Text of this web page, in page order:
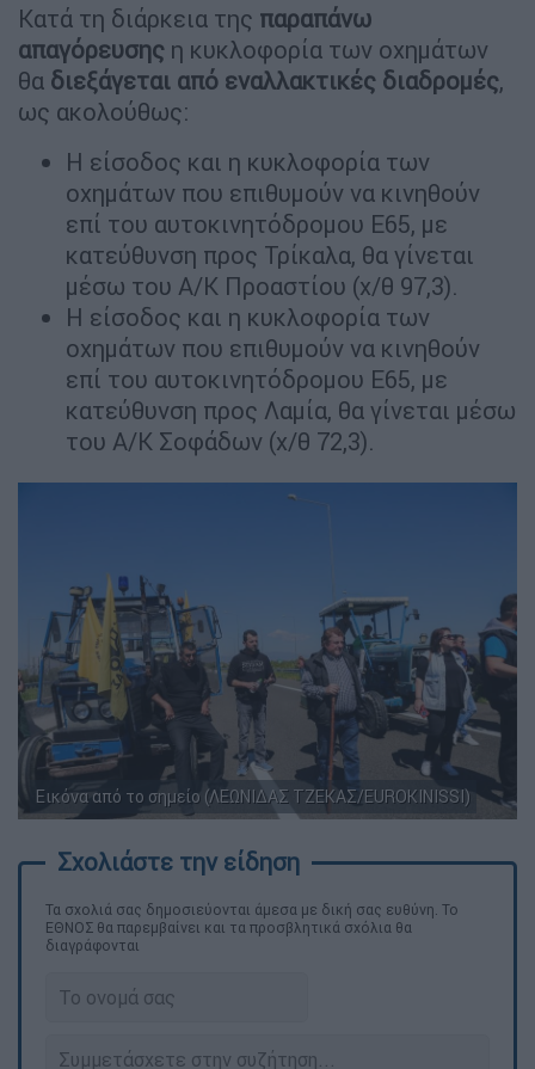
Κατά τη διάρκεια της παραπάνω
απαγόρευσης η κυκλοφορία των οχημάτων
θα διεξάγεται από εναλλακτικές διαδρομές,
ως ακολούθως:
Η είσοδος και η κυκλοφορία των
οχημάτων που επιθυμούν να κινηθούν
επί του αυτοκινητόδρομου Ε65, με
κατεύθυνση προς Τρίκαλα, θα γίνεται
μέσω του Α/Κ Προαστίου (χ/θ 97,3).
Η είσοδος και η κυκλοφορία των
οχημάτων που επιθυμούν να κινηθούν
επί του αυτοκινητόδρομου Ε65, με
κατεύθυνση προς Λαμία, θα γίνεται μέσω
του Α/Κ Σοφάδων (χ/θ 72,3).
Εικόνα από το σημείο (ΛΕΩΝΙΔΑΣ ΤΖΕΚΑΣ/EUROKINISSI)
Τα σχολιά σας δημοσιεύονται άμεσα με δική σας ευθύνη. Το
ΕΘΝΟΣ θα παρεμβαίνει και τα προσβλητικά σχόλια θα
διαγράφονται